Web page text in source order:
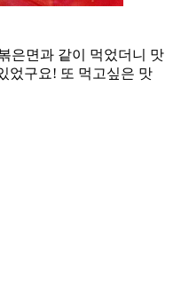
은면과 같이 먹었더니 맛
었구요! 또 먹고싶은 맛